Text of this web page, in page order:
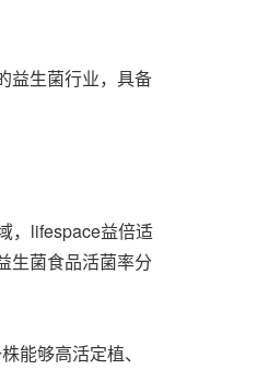
益生菌行业，具备
，lifespace益倍适
生菌食品活菌率分
能够高活定植、